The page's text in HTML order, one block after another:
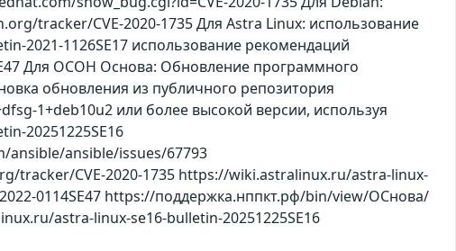
tracker/CVE-2020-1735 Для Astra Linux: использование
2021-1126SE17 использование рекомендаций
Для ОСОН Основа: Обновление программного
обновления из публичного репозитория
1+deb10u2 или более высокой версии, используя
20251225SE16
ansible/ansible/issues/67793
tracker/CVE-2020-1735 https://wiki.astralinux.ru/astra-linux-
0114SE47 https://поддержка.нппкт.рф/bin/view/ОСнова/
astra-linux-se16-bulletin-20251225SE16